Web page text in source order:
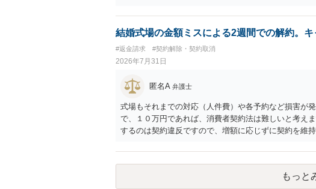
結婚式場の金額ミスによる2週間での解約。
#返金請求 #契約解除・契約取消
2026年7月31日
匿名A 弁護士
式場もそれまでの対応（人件費）や各予約など損害が
で、１０万円であれば、消費者契約法は難しいと考え
するのは契約違反ですので、増額に応じずに契約を維
もっと